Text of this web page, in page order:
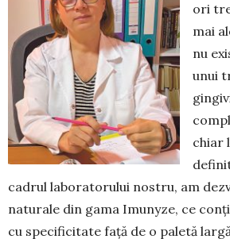
ori
mai
nu
unui
chiar
cadrul laboratorului nostru, am
naturale din gama Imunyze, ce
cu specificitate faţă de o paletă